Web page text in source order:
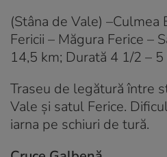
(Stâna de Vale) –Culmea
Fericii – Măgura Ferice –
14,5 km; Durată 4 1/2 – 5
Traseu de legătură între
Vale şi satul Ferice.
iarna pe schiuri de tură.